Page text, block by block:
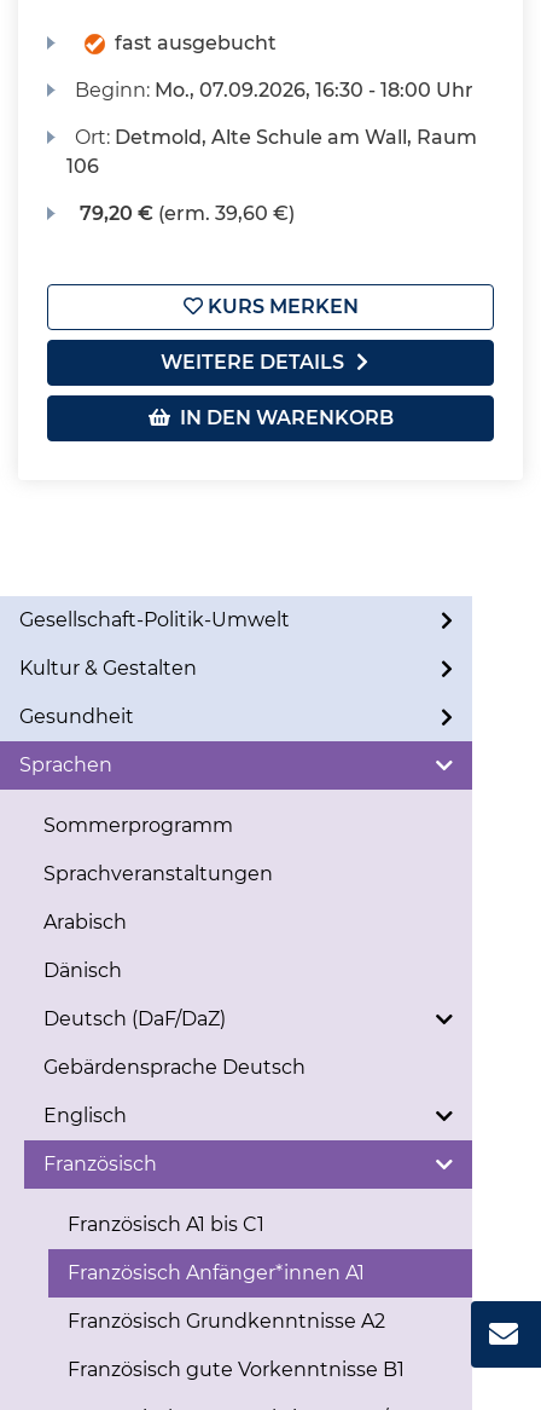
fast ausgebucht
Beginn: Mo., 07.09.2026, 16:30 - 18:00 Uhr
Ort: Detmold, Alte Schule am Wall, Raum
106
79,20 € (erm. 39,60 €)
KURS MERKEN
WEITERE DETAILS
IN DEN WARENKORB
Gesellschaft-Politik-Umwelt
Kultur & Gestalten
Gesundheit
Sprachen
Sommerprogramm
Sprachveranstaltungen
Arabisch
Dänisch
Deutsch (DaF/DaZ)
Gebärdensprache Deutsch
Englisch
Französisch
Französisch A1 bis C1
Französisch Anfänger*innen A1
Französisch Grundkenntnisse A2
Französisch gute Vorkenntnisse B1